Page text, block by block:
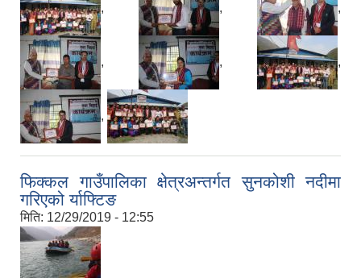
, , ,
, , ,
,
फिक्कल गाउँपालिका क्षेत्रअन्तर्गत सुनकोशी नदीमा
गरिएको र्याफ्टिङ
मिति: 12/29/2019 - 12:55